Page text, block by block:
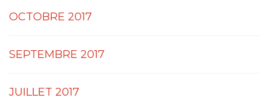
OCTOBRE 2017
SEPTEMBRE 2017
JUILLET 2017